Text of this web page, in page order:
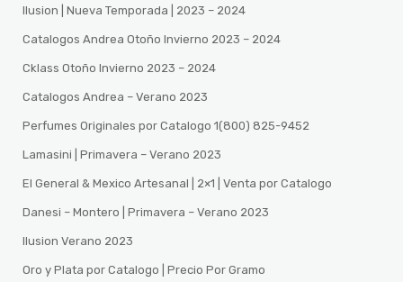
Ilusion | Nueva Temporada | 2023 – 2024
Catalogos Andrea Otoño Invierno 2023 – 2024
Cklass Otoño Invierno 2023 – 2024
Catalogos Andrea – Verano 2023
Perfumes Originales por Catalogo 1(800) 825-9452
Lamasini | Primavera – Verano 2023
El General & Mexico Artesanal | 2×1 | Venta por Catalogo
Danesi – Montero | Primavera – Verano 2023
Ilusion Verano 2023
Oro y Plata por Catalogo | Precio Por Gramo